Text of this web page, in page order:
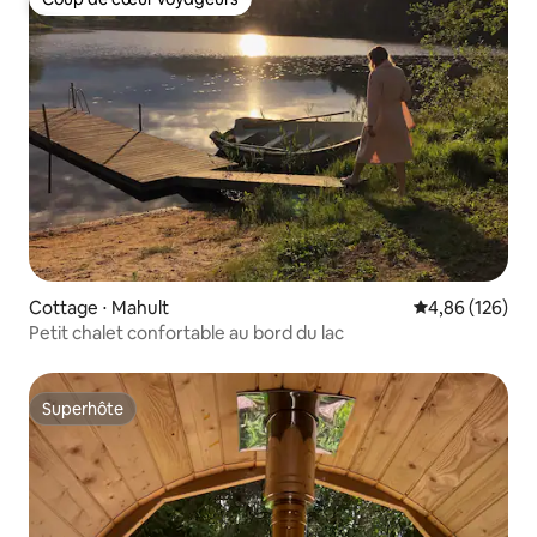
Coup de cœur voyageurs
Cottage ⋅ Mahult Évaluation
4,86 (126)
Petit chalet confortable au bord du lac
Superhôte
Superhôte